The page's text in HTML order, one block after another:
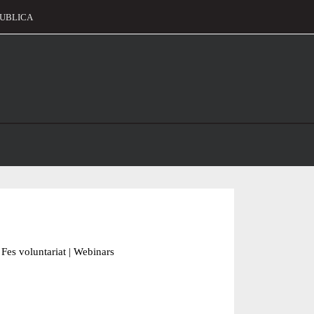
Fes voluntariat | Webinars